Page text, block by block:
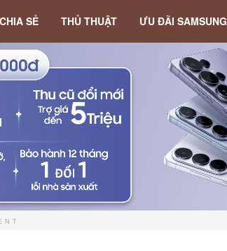
CHIA SẺ THỦ THUẬT ƯU ĐÃI SAMSUNG